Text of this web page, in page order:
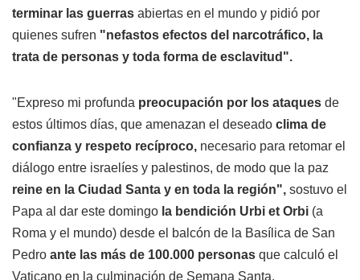
terminar las guerras abiertas en el mundo y pidió por
quienes sufren "nefastos efectos del narcotráfico, la
trata de personas y toda forma de esclavitud".
"Expreso mi profunda preocupación por los ataques de
estos últimos días, que amenazan el deseado clima de
confianza y respeto recíproco, necesario para retomar el
diálogo entre israelíes y palestinos, de modo que la paz
reine en la Ciudad Santa y en toda la región", sostuvo el
Papa al dar este domingo la bendición Urbi et Orbi (a
Roma y el mundo) desde el balcón de la Basílica de San
Pedro ante las más de 100.000 personas que calculó el
Vaticano en la culminación de Semana Santa.